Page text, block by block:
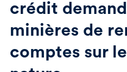
crédit
minières de
comptes sur